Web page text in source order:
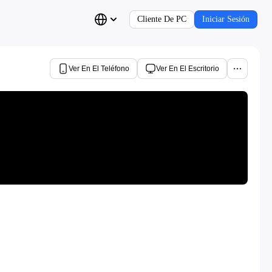
Cliente De PC Iniciar Sesión
Ver En El Teléfono Ver En El Escritorio